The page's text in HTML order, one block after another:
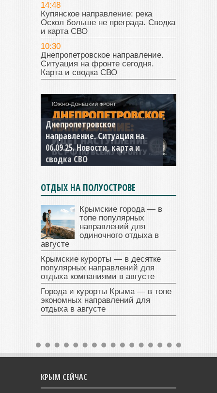
14:48
Купянское направление: река
Оскол больше не преграда. Сводка
и карта СВО
10:30
Днепропетровское направление.
Ситуация на фронте сегодня.
Карта и сводка СВО
Константиновское
направление. Ситуация на
04.09.25 Новости, карта и
сводка СВО
ОТДЫХ НА ПОЛУОСТРОВЕ
Крымские города — в
топе популярных
направлений для
одиночного отдыха в
августе
Крымские курорты — в десятке
популярных направлений для
отдыха компаниями в августе
Города и курорты Крыма — в топе
экономных направлений для
отдыха в августе
КРЫМ СЕЙЧАС